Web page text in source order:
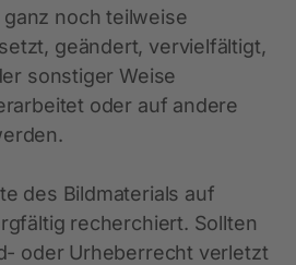
noch teilweise
geändert, vervielfältigt,
sonstiger Weise
oder auf andere
des Bildmaterials auf
recherchiert. Sollten
oder Urheberrecht verletzt